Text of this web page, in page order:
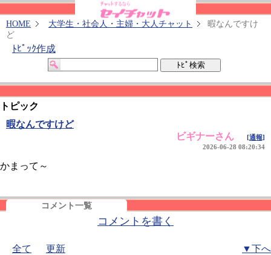
HOME 大学生・社会人・主婦・大人チャット
暇なんですけ
ど
ﾄﾋﾟｯｸ作成
トピック
暇なんですけど
ビギナーさん
[通報]
2026-06-28 08:20:34
かまって～
コメント一覧
コメントを書く
全て 更新
▼下へ